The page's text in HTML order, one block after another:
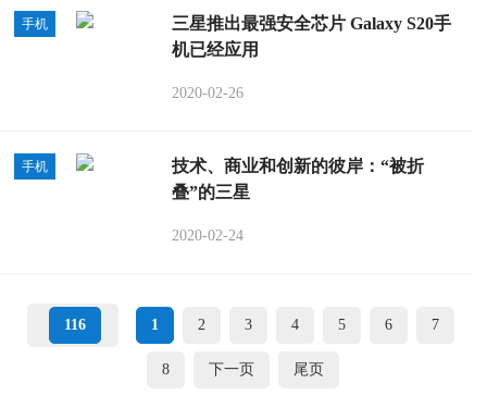
手机
三星推出最强安全芯片 Galaxy S20手
机已经应用
2020-02-26
手机
技术、商业和创新的彼岸：“被折
叠”的三星
2020-02-24
116 1 2 3 4 5 6 7
8 下一页 尾页